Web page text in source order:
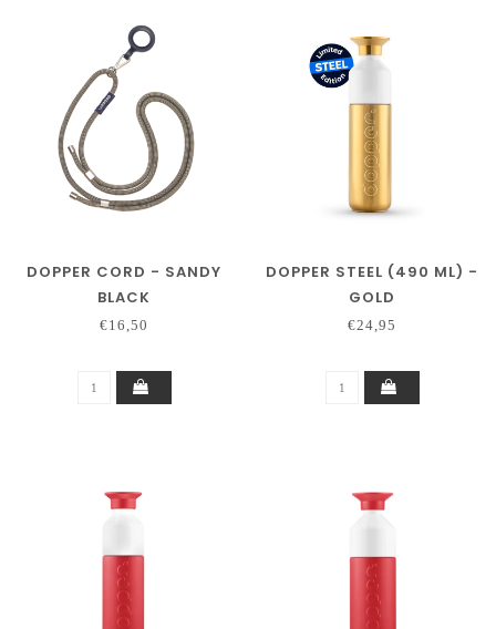
DOPPER CORD - SANDY
BLACK
€16,50
DOPPER STEEL (490 ML) -
GOLD
€24,95